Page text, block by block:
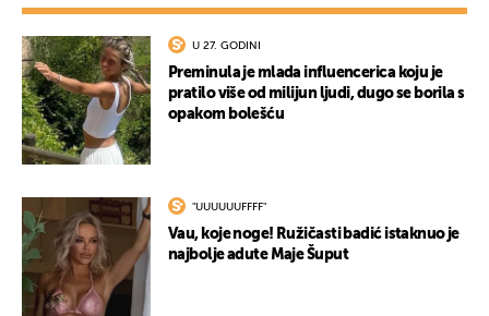
U 27. GODINI
Preminula je mlada influencerica koju je
pratilo više od milijun ljudi, dugo se borila s
opakom bolešću
"UUUUUUFFFF"
Vau, koje noge! Ružičasti badić istaknuo je
najbolje adute Maje Šuput